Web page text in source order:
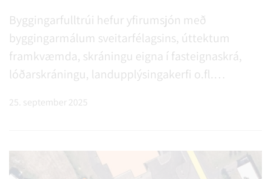
Byggingarfulltrúi hefur yfirumsjón með
byggingarmálum sveitarfélagsins, úttektum
framkvæmda, skráningu eigna í fasteignaskrá,
lóðarskráningu, landupplýsingakerfi o.fl.
byggingaframkvæmdir séu í samræmi við
25. september 2025